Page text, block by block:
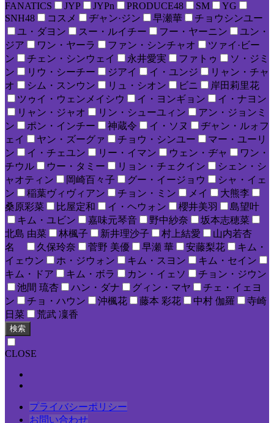
FANATICS
JYP JYPn PRODUCE48 SM
YG
SNH48
コスメ ヂャン·ジン 早瀬華
チョウシンユー
ユ・ダヨン
スー・ルイチー フー・ヤーニン
ユン・
ジア
ワン・ヤーラ ファン・シンチャオ
ツァイ·ビー
ン
チェン・シンウェイ 永井愛実 ファトゥ
ソ・ジミ
ン
リウ・シーチー ジアイ イ・ユンジ
リャン・チャ
オ
シム・スンウン リュ・シオン ビニ
岸田莉里花
ツゥイ・ウェンメイシウ
イ・ヨンギョン
イ・ナヨン
リャン・ジャオ
リン・シューユィン
アン・ジョンミ
ン
ポン・インチー 神蔵令 イ・ソヌ
ヂャン・ルォフ
ェイ
ヤン・ズーグァ チョウ・シンユー
マー・ユーリ
ン
イ・チェユン リー・イマン ウェン・ヂャ
ワン・
チウル
ウー・タミー リョン・チェクイン
シェン・シ
ャオティン
岡崎百々子 グー・イージョウ
シャ・イェ
ン
稲葉ヴィヴィアン チョン・ミン メイ
大熊李
桑原彩菜
比屋定和 イ・ヘウォン 櫻井美羽
島望叶
キム・ユビン
嘉味元琴音 野中紗奈
坂本志穂菜
北島 由菜
林楓子 新井理沙子 村上結愛
山内若杏
名
久保玲奈 菅野 美優 早瀬 華 安藤梨花
キム・
イェウン
ホ・ジウォン キム・スヨン
キム・セイン
キム・ドア
キム・ボラ カン・イェソ
チョン・ジウン
池間 琉杏
ハン・ダナ グィン・マヤ
チェ・イェヨ
ン
チョ・ハウン 沖楓花 藤本 彩花 中村 伽羅
寺崎
日菜
荒武 凜香
検索
CLOSE
プライバシーポリシー
お問い合わせ